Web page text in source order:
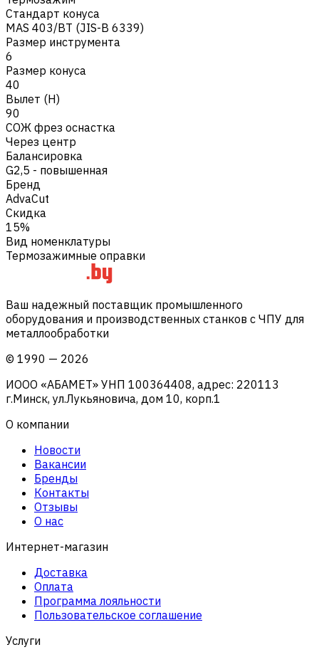
Стандарт конуса
MAS 403/BT (JIS-B 6339)
Размер инструмента
6
Размер конуса
40
Вылет (H)
90
СОЖ фрез оснастка
Через центр
Балансировка
G2,5 - повышенная
Бренд
AdvaCut
Скидка
15%
Вид номенклатуры
Термозажимные оправки
Ваш надежный поставщик промышленного
оборудования и производственных станков с ЧПУ для
металлообработки
© 1990 — 2026
ИООО «АБАМЕТ» УНП 100364408, адрес: 220113
г.Минск, ул.Лукьяновича, дом 10, корп.1
О компании
Новости
Вакансии
Бренды
Контакты
Отзывы
О нас
Интернет-магазин
Доставка
Оплата
Программа лояльности
Пользовательское соглашение
Услуги